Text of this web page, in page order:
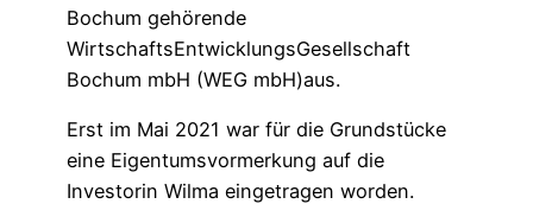
Bochum gehörende
WirtschaftsEntwicklungsGesellschaft
Bochum mbH (WEG mbH)aus.
Erst im Mai 2021 war für die Grundstücke
eine Eigentumsvormerkung auf die
Investorin Wilma eingetragen worden.